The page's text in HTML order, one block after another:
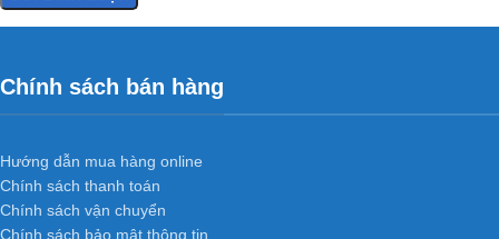
Chính sách bán hàng
Hướng dẫn mua hàng online
Chính sách thanh toán
Chính sách vận chuyển
Chính sách bảo mật thông tin